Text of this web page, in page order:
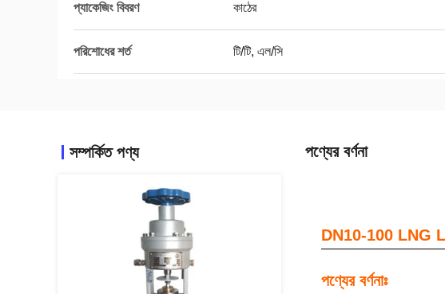
প্যাকেজিং বিবরণ কাঠের
পরিশোধের শর্ত টি/টি, এল/সি
সম্পর্কিত পণ্য পণ্যের বর্ণনা
DN10-100 LNG
পণ্যের বর্ণনাঃ